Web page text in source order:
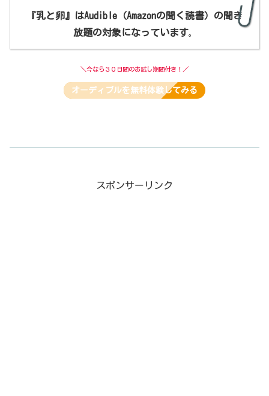
『乳と卵』はAudible （Amazonの聞く読書） の聞き
放題の対象になっています。
＼今なら３０日間のお試し期間付き！／
オーディブルを無料体験してみる
スポンサーリンク